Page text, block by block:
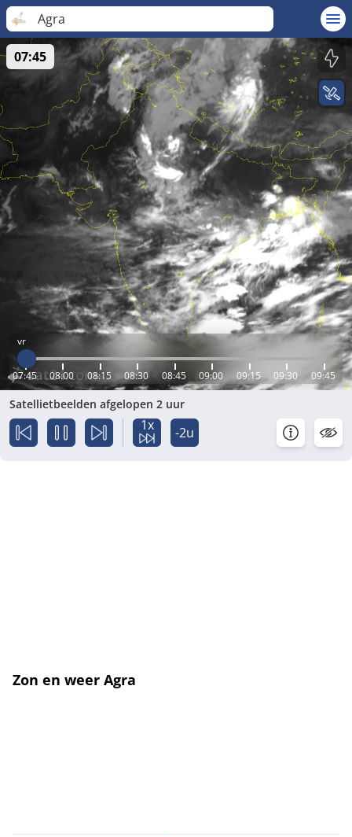
Agra
vr
07:45 08:00 08:15 08:30 08:45 09:00 09:15 09:30 09:45
07:45
Satellietbeelden afgelopen 2 uur
1x -2u
Zon en weer Agra